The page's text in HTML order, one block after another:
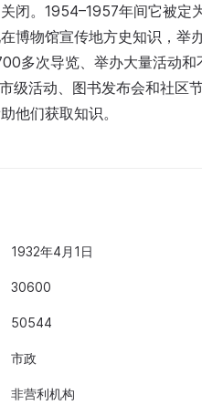
闭。1954–1957年间它被
博物馆宣传地方史知识，举
多次导览、举办大量活动
级活动、图书发布会和社区
他们获取知识。
1932年4月1日
30600
50544
市政
非营利机构